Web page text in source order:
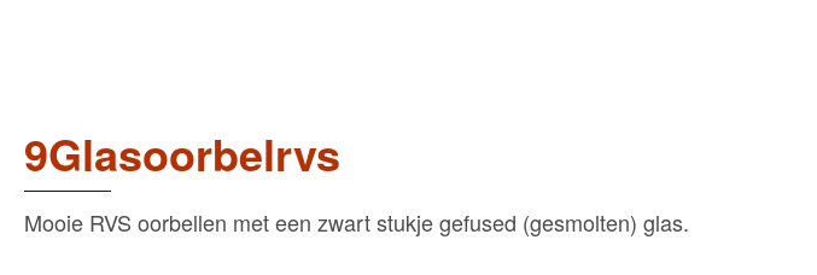
9Glasoorbelrvs
Mooie RVS oorbellen met een zwart stukje gefused (gesmolten) glas.